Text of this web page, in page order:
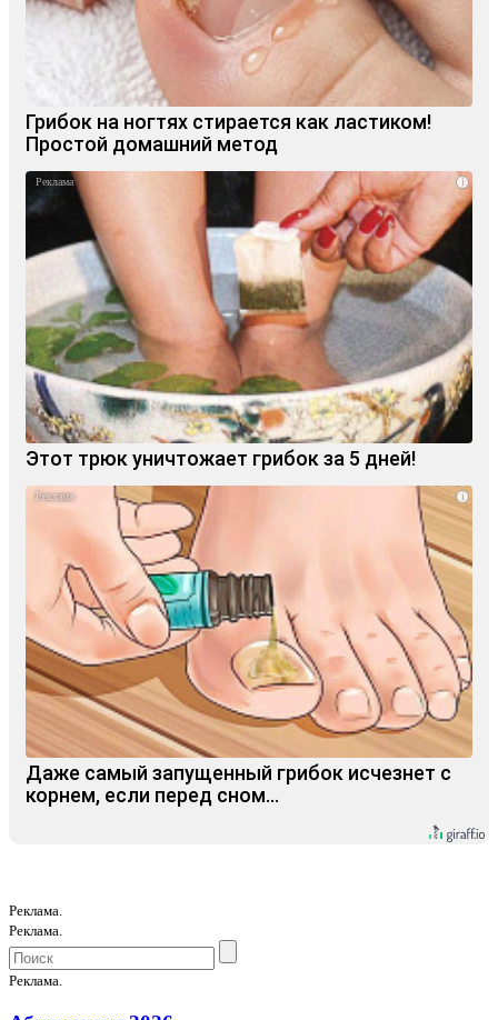
Грибок на ногтях стирается как ластиком!
Простой домашний метод
i
Этот трюк уничтожает грибок за 5 дней!
i
Даже самый запущенный грибок исчезнет с
корнем, если перед сном…
Реклама.
Реклама.
Реклама.